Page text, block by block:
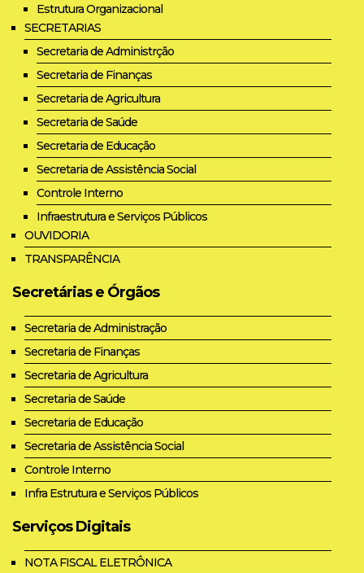
Estrutura Organizacional
SECRETARIAS
Secretaria de Administrção
Secretaria de Finanças
Secretaria de Agricultura
Secretaria de Saúde
Secretaria de Educação
Secretaria de Assistência Social
Controle Interno
Infraestrutura e Serviços Públicos
OUVIDORIA
TRANSPARÊNCIA
Secretárias e Órgãos
Secretaria de Administração
Secretaria de Finanças
Secretaria de Agricultura
Secretaria de Saúde
Secretaria de Educação
Secretaria de Assistência Social
Controle Interno
Infra Estrutura e Serviços Públicos
Serviços Digitais
NOTA FISCAL ELETRÔNICA